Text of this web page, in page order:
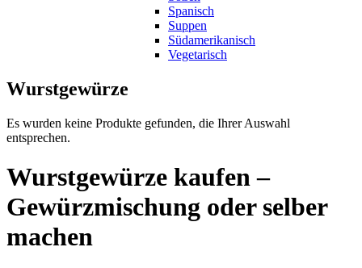
Spanisch
Suppen
Südamerikanisch
Vegetarisch
Wurstgewürze
Es wurden keine Produkte gefunden, die Ihrer Auswahl
entsprechen.
Wurstgewürze kaufen –
Gewürzmischung oder selber
machen